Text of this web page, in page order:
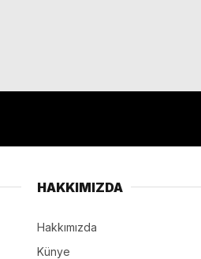
HAKKIMIZDA
Hakkımızda
Künye